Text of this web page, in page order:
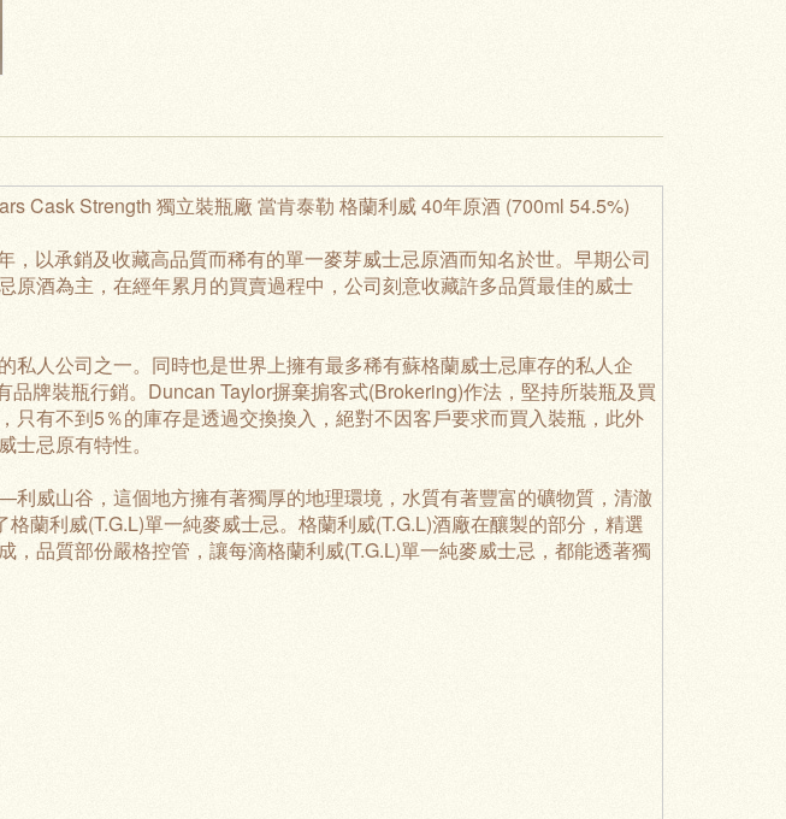
Cask Strength 獨立裝瓶廠 當肯泰勒 格蘭利威 40年原酒 (700ml 54.5%)
，以承銷及收藏高品質而稀有的單一麥芽威士忌原酒而知名於世。早期公司
原酒為主，在經年累月的買賣過程中，公司刻意收藏許多品質最佳的威士
私人公司之一。同時也是世界上擁有最多稀有蘇格蘭威士忌庫存的私人企
牌裝瓶行銷。Duncan Taylor摒棄掮客式(Brokering)作法，堅持所裝瓶及買
只有不到5％的庫存是透過交換換入，絕對不因客戶要求而買入裝瓶，此外
忌原有特性。
威山谷，這個地方擁有著獨厚的地理環境，水質有著豐富的礦物質，清澈
蘭利威(T.G.L)單一純麥威士忌。格蘭利威(T.G.L)酒廠在釀製的部分，精選
，品質部份嚴格控管，讓每滴格蘭利威(T.G.L)單一純麥威士忌，都能透著獨